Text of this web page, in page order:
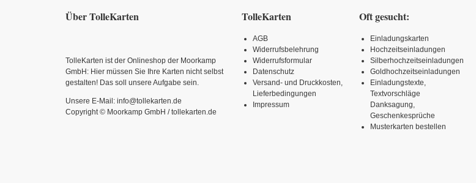
Über TolleKarten
TolleKarten ist der Onlineshop der Moorkamp
GmbH: Hier müssen Sie Ihre Karten nicht selbst
gestalten! Das soll unsere Aufgabe sein.
Unsere E-Mail: info@tollekarten.de
Copyright © Moorkamp GmbH / tollekarten.de
TolleKarten
AGB
Widerrufsbelehrung
Widerrufsformular
Datenschutz
Versand- und Druckkosten,
Lieferbedingungen
Impressum
Oft gesucht:
Einladungskarten
Hochzeitseinladungen
Silberhochzeitseinladungen
Goldhochzeitseinladungen
Einladungstexte,
Textvorschläge
Danksagung,
Geschenkesprüche
Musterkarten bestellen